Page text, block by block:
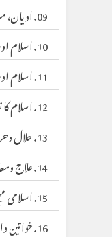
09. ادیان، مسالک وفرق
10. اسلام اور تصوف
11. اسلام اور عصر حاضر
12. اسلام کا نظام قضا
13. حلال وحرام
14. علاج ومعالجہ
15. اسلامی مہینے
16. خواتین واطفال